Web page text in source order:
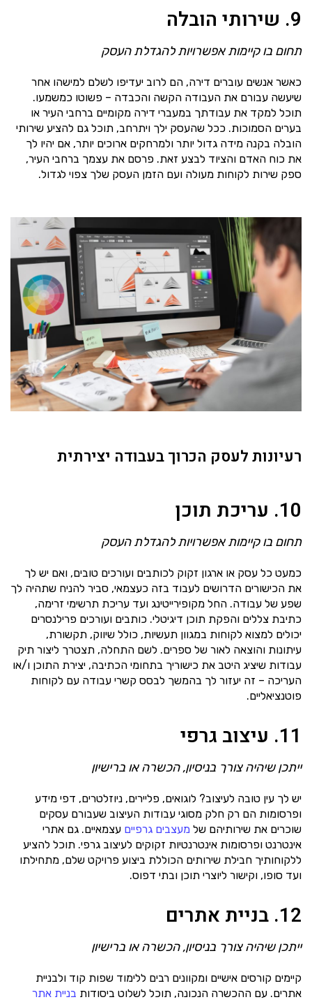
9. שירותי הובלה
תחום בו קיימות אפשרויות להגדלת העסק
כאשר אנשים עוברים דירה, הם לרוב יעדיפו לשלם למישהו אחר
שיעשה עבורם את העבודה הקשה והכבדה – פשוטו כמשמעו.
תוכל למקד את עבודתך במעברי דירה מקומיים ברחבי העיר או
בערים הסמוכות. ככל שהעסק ילך ויתרחב, תוכל גם להציע שירותי
הובלה בקנה מידה גדול יותר ולמרחקים ארוכים יותר, אם יהיו לך
את כוח האדם והציוד לבצע זאת. פרסם את עצמך ברחבי העיר,
ספק שירות לקוחות מעולה ועם הזמן העסק שלך צפוי לגדול.
רעיונות לעסק הכרוך בעבודה יצירתית
10. עריכת תוכן
תחום בו קיימות אפשרויות להגדלת העסק
כמעט כל עסק או ארגון זקוק לכותבים ועורכים טובים, ואם יש לך
את הכישורים הדרושים לעבוד בזה כעצמאי, סביר להניח שתהיה לך
שפע של עבודה. החל מקופירייטינג ועד עריכת תרשימי זרימה,
כתיבת צללים והפקת תוכן דיגיטלי. כותבים ועורכים פרילנסרים
יכולים למצוא לקוחות במגוון תעשיות, כולל שיווק, תקשורת,
עיתונות והוצאה לאור של ספרים. לשם התחלה, תצטרך ליצור תיק
עבודות שיציג היטב את כישוריך בתחומי הכתיבה, יצירת התוכן ו/או
העריכה – זה יעזור לך בהמשך לבסס קשרי עבודה עם לקוחות
פוטנציאליים.
11. עיצוב גרפי
ייתכן שיהיה צורך בניסיון, הכשרה או ברישיון
יש לך עין טובה לעיצוב? לוגואים, פליירים, ניוזלטרים, דפי מידע
ופרסומות הם רק חלק מסוגי עבודות העיצוב שעבורם עסקים
שוכרים את שירותיהם של מעצבים גרפיים עצמאיים. גם אתרי
אינטרנט ופרסומות אינטרנטיות זקוקים לעיצוב גרפי. תוכל להציע
ללקוחותיך חבילת שירותים הכוללת ביצוע פרויקט שלם, מתחילתו
ועד סופו, וקישור ליוצרי תוכן ובתי דפוס.
12. בניית אתרים
ייתכן שיהיה צורך בניסיון, הכשרה או ברישיון
קיימים קורסים אישיים ומקוונים רבים ללימוד שפות קוד ולבניית
אתרים. עם ההכשרה הנכונה, תוכל לשלוט ביסודות בניית אתר